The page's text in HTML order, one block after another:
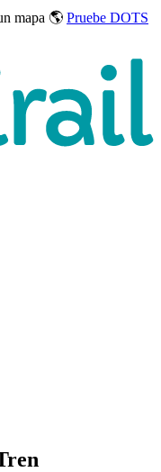
mapa 🌎 Pruebe DOTS